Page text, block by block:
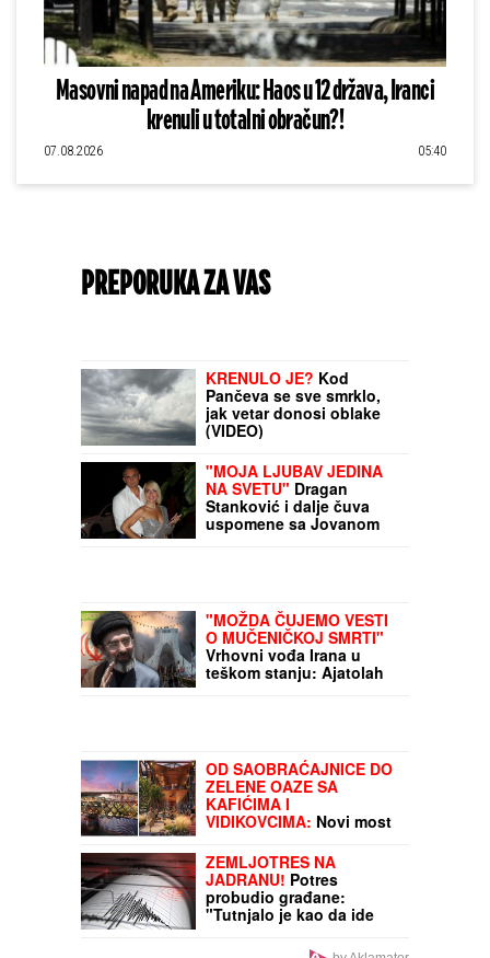
Masovni napad na Ameriku: Haos u 12 država, Iranci
krenuli u totalni obračun?!
07.08.2026 05:40
PREPORUKA ZA VAS
KRENULO JE?Kod
Pančeva se sve smrklo,
jak vetar donosi oblake
(VIDEO)
uspomene sa Jovanom
Jeremić, zbog jednog
detalja svi komentarišu
da je nije preboleo